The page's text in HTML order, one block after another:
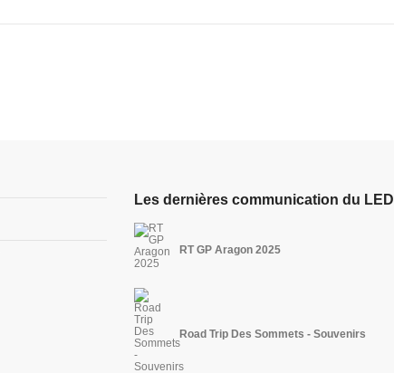
Les dernières communication du LED
RT GP Aragon 2025
Road Trip Des Sommets - Souvenirs